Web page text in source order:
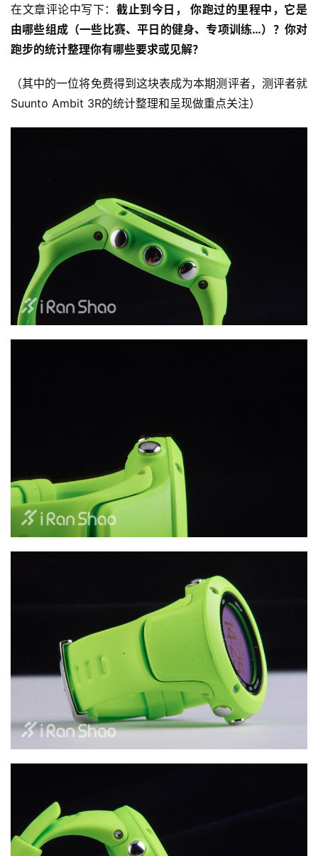
比
赛
装
在文章评论中写下：截止到今日， 你跑过的里程中，它是
由哪些组成（一些比赛、平日的健身、专项训练…）？你对
跑步的统计整理你有哪些要求或见解？
（其中的一位将免费得到这块表成为本期测评者，测评者就
Suunto Ambit 3R的统计整理和呈现做重点关注）